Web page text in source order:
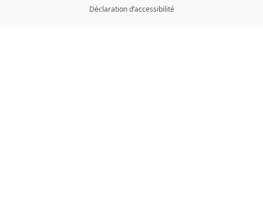
Déclaration d’accessibilité